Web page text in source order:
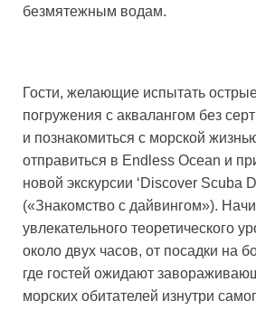
безмятежным водам.
Гости, желающие испытать
погружения с аквалангом без
и познакомиться с морской
отправиться в Endless Ocean и
новой экскурсии ‘Discover Scuba
(«Знакомство с дайвингом»).
увлекательного теоретического
около двух часов, от посадки на
где гостей ожидают
морских обитателей изнутри